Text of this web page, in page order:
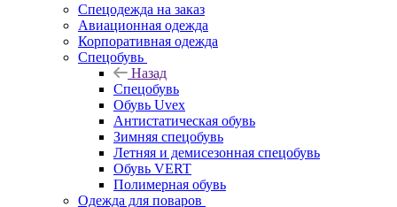
Спецодежда на заказ
Авиационная одежда
Корпоративная одежда
Спецобувь
Назад
Спецобувь
Обувь Uvex
Антистатическая обувь
Зимняя спецобувь
Летняя и демисезонная спецобувь
Обувь VERT
Полимерная обувь
Одежда для поваров